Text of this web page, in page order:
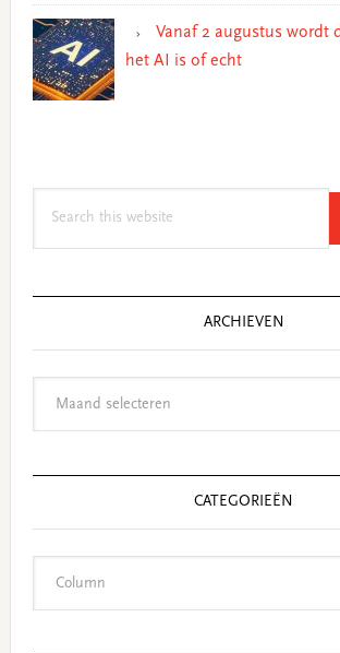
Vanaf 2 augustus wordt
het AI is of echt
ARCHIEVEN
CATEGORIEËN